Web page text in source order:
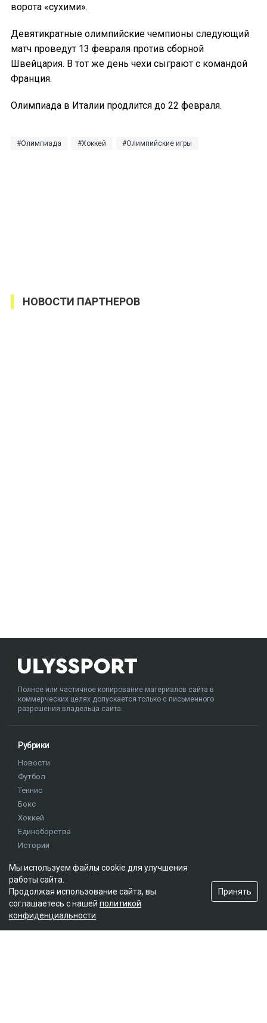
ворота «сухими».
Девятикратные олимпийские чемпионы следующий
матч проведут 13 февраля против сборной
Швейцария. В тот же день чехи сыграют с командой
Франция.
Олимпиада в Италии продлится до 22 февраля.
Олимпиада Хоккей Олимпийские игры
НОВОСТИ ПАРТНЕРОВ
Полное или частичное копирование материалов сайта в
коммерческих целях допускается только с письменного
разрешения владельца сайта.
Рубрики
Новости
Футбол
Теннис
Бокс
Хоккей
Единоборства
Истории
Редакция
О проекте
Мы используем файлы cookie для улучшения
работы сайта.
Продолжая использование сайта, вы
соглашаетесь с нашей политикой
конфиденциальности
Принять